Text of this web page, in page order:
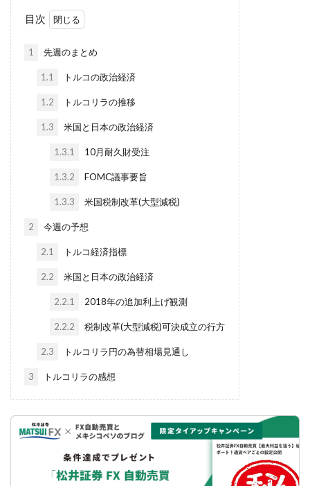
目次
1 先週のまとめ
1.1 トルコの政治経済
1.2 トルコリラの推移
1.3 米国と日本の政治経済
1.3.1 10月耐久財受注
1.3.2 FOMC議事要旨
1.3.3 米国税制改革(大型減税)
2 今週の予想
2.1 トルコ経済指標
2.2 米国と日本の政治経済
2.2.1 2018年の追加利上げ観測
2.2.2 税制改革(大型減税)可決成立の行方
2.3 トルコリラ円の為替相場見通し
3 トルコリラの感想